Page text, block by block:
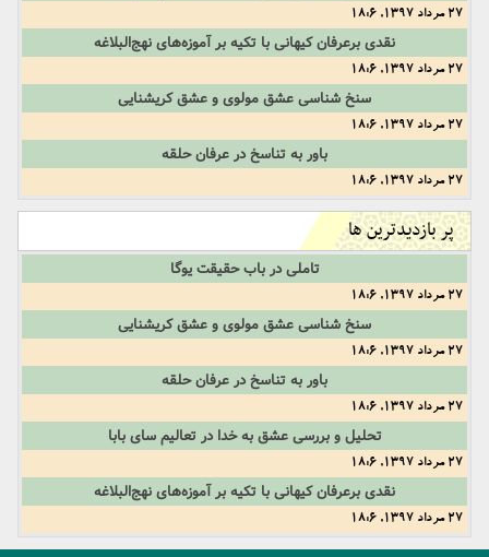
27 مرداد 1397, 18:6
نقدی برعرفان کیهانی با تکیه بر آموزه‌های نهج‌البلاغه
27 مرداد 1397, 18:6
سنخ شناسی عشق مولوی و عشق کریشنایی
27 مرداد 1397, 18:6
باور به تناسخ در عرفان حلقه
27 مرداد 1397, 18:6
پر بازدیدترین ها
تاملی در باب حقیقت یوگا
27 مرداد 1397, 18:6
سنخ شناسی عشق مولوی و عشق کریشنایی
27 مرداد 1397, 18:6
باور به تناسخ در عرفان حلقه
27 مرداد 1397, 18:6
تحلیل و بررسی عشق به خدا در تعالیم سای بابا
27 مرداد 1397, 18:6
نقدی برعرفان کیهانی با تکیه بر آموزه‌های نهج‌البلاغه
27 مرداد 1397, 18:6